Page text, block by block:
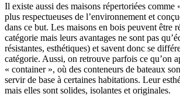
Il existe aussi des maisons répertoriées comme
plus respectueuses de l’environnement et
dans ce but. Les maisons en bois peuvent être
catégorie mais leurs avantages ne sont pas
résistantes, esthétiques) et savent donc se
catégorie. Aussi, on retrouve parfois ce qu’on
« container », où des conteneurs de bateaux
servir de base à certaines habitations. Leur
mais elles sont solides, isolantes et originales.